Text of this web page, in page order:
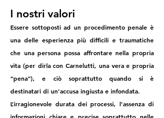
Responsabilità penale
del radiologo: l’errore
diagnostico tra
incertezza
dell’immagine, limiti
del referto e ritardo
terapeutico
I nostri valori
Essere sottoposti ad un procedimento penale è
una delle esperienza più difficili e traumatiche
che una persona possa affrontare nella propria
vita (per dirla con Carnelutti, una vera e propria
“pena”), e ciò soprattutto quando si è
destinatari di un'accusa ingiusta e infondata.
L’irragionevole durata dei processi, l’assenza di
informazioni chiare e precise soprattutto nelle